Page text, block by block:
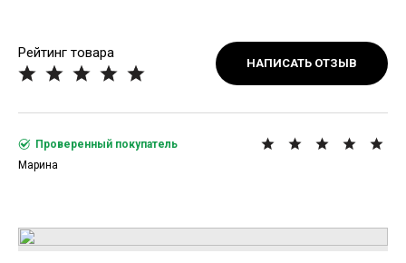
Рейтинг товара
НАПИСАТЬ ОТЗЫВ
Проверенный покупатель
Марина